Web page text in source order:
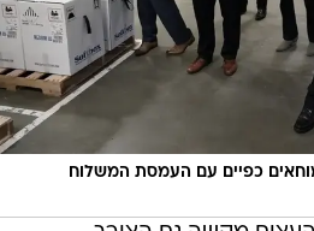
כפיים עם העמסת המשלוח